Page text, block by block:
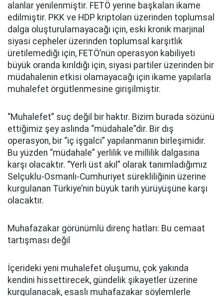
alanlar yenilenmiştir. FETÖ yerine başkaları ikame
edilmiştir. PKK ve HDP kriptoları üzerinden toplumsal
dalga oluşturulamayacağı için, eski kronik marjinal
siyasi cepheler üzerinden toplumsal karşıtlık
üretilemediği için, FETÖ’nün operasyon kabiliyeti
büyük oranda kırıldığı için, siyasi partiler üzerinden bir
müdahalenin etkisi olamayacağı için ikame yapılarla
muhalefet örgütlenmesine girişilmiştir.
“Muhalefet” suç değil bir haktır. Bizim burada sözünü
ettiğimiz şey aslında “müdahale”dir. Bir dış
operasyon, bir “iç işgalci” yapılanmanın birleşimidir.
Bu yüzden “müdahale” yerlilik ve millilik dalgasına
karşı olacaktır. “Yerli üst akıl” olarak tanımladığımız
Selçuklu-Osmanlı-Cumhuriyet sürekliliğinin üzerine
kurgulanan Türkiye’nin büyük tarih yürüyüşüne karşı
olacaktır.
Muhafazakar görünümlü direnç hatları: Bu cemaat
tartışması değil
İçerideki yeni muhalefet oluşumu, çok yakında
kendini hissettirecek, gündelik şikayetler üzerine
kurgulanacak, esaslı muhafazakar söylemlerle